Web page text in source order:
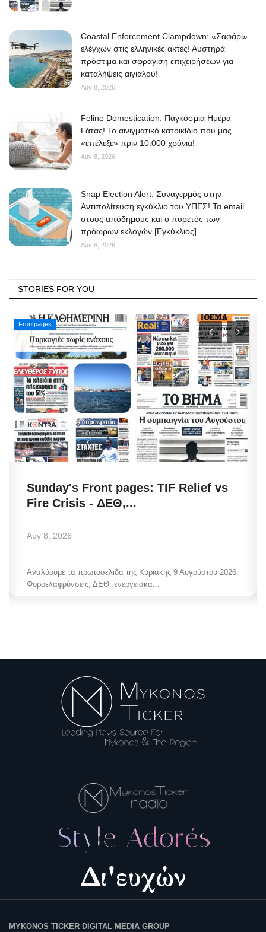
Coastal Enforcement Clampdown: «Σαφάρι»
ελέγχων στις ελληνικές ακτές! Αυστηρά
πρόστιμα και σφράγιση επιχειρήσεων για
καταλήψεις αιγιαλού!
Αυγ 8, 2026
Feline Domestication: Παγκόσμια Ημέρα
Γάτας! Το αινιγματικό κατοικίδιο που μας
«επέλεξε» πριν 10.000 χρόνια!
Αυγ 8, 2026
Snap Election Alert: Συναγερμός στην
Αντιπολίτευση εγκύκλιο του ΥΠΕΣ! Τα email
στους απόδημους και ο πυρετός των
πρόωρων εκλογών [Εγκύκλιος]
Αυγ 8, 2026
STORIES FOR YOU
Frontpages
Sunday's Front pages: TIF Relief vs
Fire Crisis - ΔΕΘ,...
Αυγ 8, 2026
Αναλύουμε τα πρωτοσέλιδα της Κυριακής 9 Αυγούστου 2026:
Φοροελαφρύνσεις, ΔΕΘ, ενεργειακά...
MYKONOS TICKER DIGITAL MEDIA GROUP